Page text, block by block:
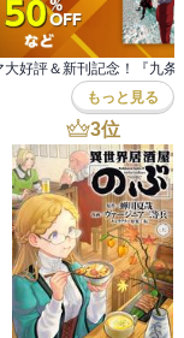
もっと見る
3位